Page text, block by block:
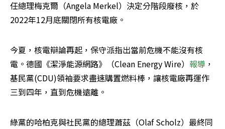
任總理梅克爾（Angela Merkel）決定分階段廢核，於
2022年12月底關閉所有核電廠。
今夏，核電辯論再起，保守派指出當前危機不能沒有核
電。德國《潔淨能源網路》（Clean Energy Wire） 報導 ，
基民黨(CDU)領袖要求盡速購置燃料棒，讓核電廠再運作
三到四年，直到危機遠離。
綠黨的哈柏克與社民黨的總理蕭茲（Olaf Scholz）最終同